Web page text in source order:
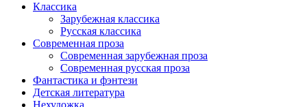
Классика
Зарубежная классика
Русская классика
Современная проза
Современная зарубежная проза
Современная русская проза
Фантастика и фэнтези
Детская литература
Нехудожка